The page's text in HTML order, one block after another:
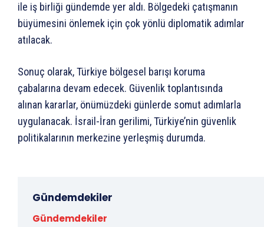
ile iş birliği gündemde yer aldı. Bölgedeki çatışmanın
büyümesini önlemek için çok yönlü diplomatik adımlar
atılacak.
Sonuç olarak, Türkiye bölgesel barışı koruma
çabalarına devam edecek. Güvenlik toplantısında
alınan kararlar, önümüzdeki günlerde somut adımlarla
uygulanacak. İsrail-İran gerilimi, Türkiye’nin güvenlik
politikalarının merkezine yerleşmiş durumda.
Gündemdekiler
Gündemdekiler